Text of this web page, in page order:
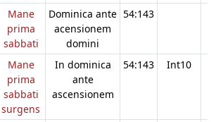
Mane
prima
sabbati
Dominica ante
acensionem
domini
54:143
Mane
prima
sabbati
surgens
In dominica
ante
ascensionem
54:143 Int10